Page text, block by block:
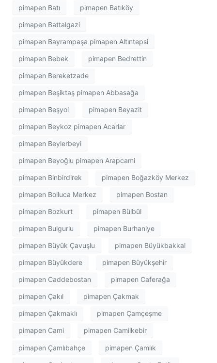
pimapen Batı pimapen Batıköy
pimapen Battalgazi
pimapen Bayrampaşa pimapen Altıntepsi
pimapen Bebek pimapen Bedrettin
pimapen Bereketzade
pimapen Beşiktaş pimapen Abbasağa
pimapen Beşyol pimapen Beyazit
pimapen Beykoz pimapen Acarlar
pimapen Beylerbeyi
pimapen Beyoğlu pimapen Arapcami
pimapen Binbirdirek pimapen Boğazköy Merkez
pimapen Bolluca Merkez pimapen Bostan
pimapen Bozkurt pimapen Bülbül
pimapen Bulgurlu pimapen Burhaniye
pimapen Büyük Çavuşlu pimapen Büyükbakkal
pimapen Büyükdere pimapen Büyükşehir
pimapen Caddebostan pimapen Caferağa
pimapen Çakıl pimapen Çakmak
pimapen Çakmaklı pimapen Çamçeşme
pimapen Cami pimapen Camiikebir
pimapen Çamlıbahçe pimapen Çamlık